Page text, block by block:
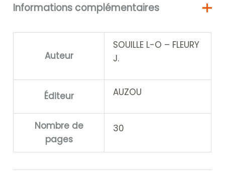
Informations complémentaires
Auteur
SOUILLE L-O – FLEURY
J.
Éditeur AUZOU
Nombre de
pages
30